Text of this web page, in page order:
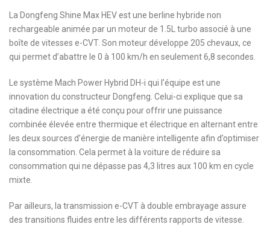
La Dongfeng Shine Max HEV est une berline hybride non
rechargeable animée par un moteur de 1.5L turbo associé à une
boîte de vitesses e-CVT. Son moteur développe 205 chevaux, ce
qui permet d’abattre le 0 à 100 km/h en seulement 6,8 secondes.
Le système Mach Power Hybrid DH-i qui l’équipe est une
innovation du constructeur Dongfeng. Celui-ci explique que sa
citadine électrique a été conçu pour offrir une puissance
combinée élevée entre thermique et électrique en alternant entre
les deux sources d’énergie de manière intelligente afin d’optimiser
la consommation. Cela permet à la voiture de réduire sa
consommation qui ne dépasse pas 4,3 litres aux 100 km en cycle
mixte.
Par ailleurs, la transmission e-CVT à double embrayage assure
des transitions fluides entre les différents rapports de vitesse.